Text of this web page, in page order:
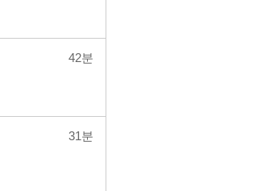
42분
31분